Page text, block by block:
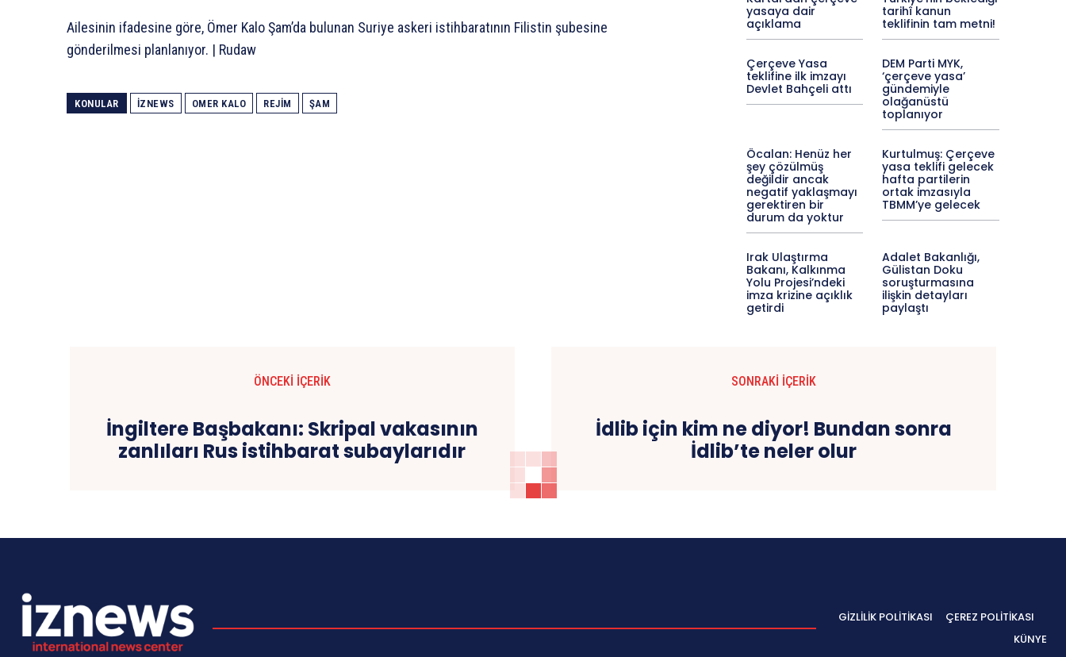
Ailesinin ifadesine göre, Ömer Kalo Şam’da bulunan Suriye askeri istihbaratının Filistin şubesine
gönderilmesi planlanıyor. | Rudaw
KONULAR IZNEWS OMER KALO REJİM ŞAM
yasaya dair
açıklama
tarihî kanun
teklifinin tam metni!
Çerçeve Yasa
teklifine ilk imzayı
Devlet Bahçeli attı
DEM Parti MYK,
‘çerçeve yasa’
gündemiyle
olağanüstü
toplanıyor
Öcalan: Henüz her
şey çözülmüş
değildir ancak
negatif yaklaşmayı
gerektiren bir
durum da yoktur
Kurtulmuş: Çerçeve
yasa teklifi gelecek
hafta partilerin
ortak imzasıyla
TBMM’ye gelecek
Irak Ulaştırma
Bakanı, Kalkınma
Yolu Projesi’ndeki
imza krizine açıklık
getirdi
Adalet Bakanlığı,
Gülistan Doku
soruşturmasına
ilişkin detayları
paylaştı
ÖNCEKI İÇERIK
İngiltere Başbakanı: Skripal vakasının
zanlıları Rus istihbarat subaylarıdır
SONRAKI İÇERIK
İdlib için kim ne diyor! Bundan sonra
İdlib’te neler olur
GIZLILIK POLITIKASI
ÇEREZ POLITIKASI
KÜNYE